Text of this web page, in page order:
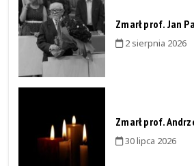
Zmarł prof. Jan
2 sierpnia 2026
Zmarł prof.
30 lipca 2026